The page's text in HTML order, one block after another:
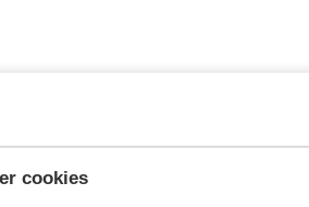
cookies
både store og små.
i hver eneste detalje. Den
værelser har en
præcis som en ferie skal
med sport og spil, dans
– eller tag på
Så venter